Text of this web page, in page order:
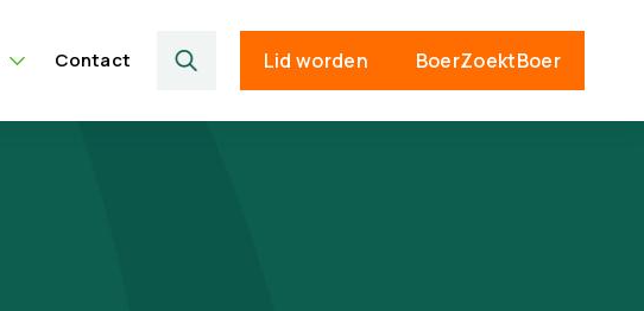
Contact Lid worden BoerZoektBoer